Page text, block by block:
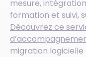
mesure,
formation et suivi,
Découvrez ce
migration logicielle